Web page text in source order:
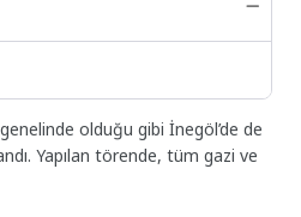
olduğu gibi İnegöl’de de
Yapılan törende, tüm gazi ve